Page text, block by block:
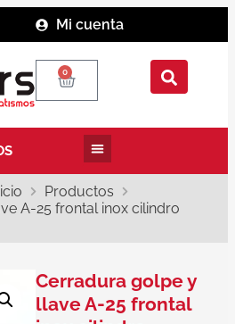
Mi cuenta
0
Productos
A-25 frontal inox cilindro
Cerradura golpe y
llave A-25 frontal